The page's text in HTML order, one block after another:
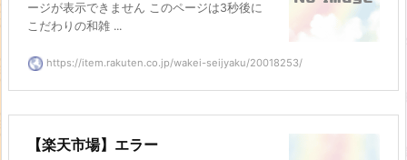
ージが表示できません このページは3秒後に
こだわりの和雑 ...
https://item.rakuten.co.jp/wakei-seijyaku/20018253/
【楽天市場】エラー